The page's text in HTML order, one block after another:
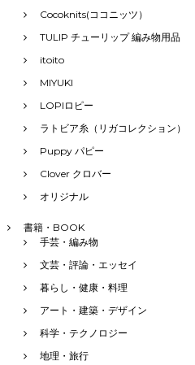
Cocoknits(ココニッツ）
TULIP チューリップ 編み物用品
itoito
MIYUKI
LOPIロピー
ラトビア糸（リガコレクション）
Puppy パピー
Clover クロバー
オリジナル
書籍・BOOK
手芸・編み物
文芸・評論・エッセイ
暮らし・健康・料理
アート・建築・デザイン
科学・テクノロジー
地理・旅行